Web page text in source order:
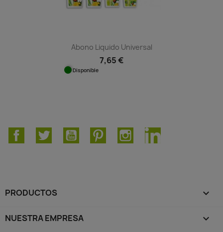
Abono Liquido Universal
7,65 €
Disponible
FacebookTwitter YouTube PinterestInstagramLinkedIn
PRODUCTOS 
NUESTRA EMPRESA 